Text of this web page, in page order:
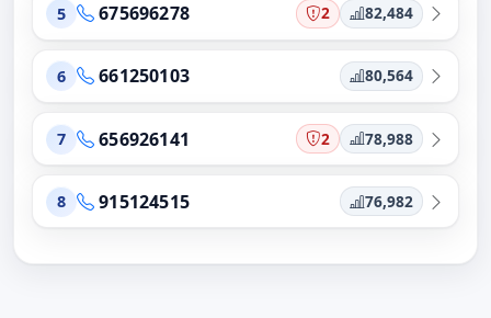
5 675696278 2 82,484
6 661250103 80,564
7 656926141 2 78,988
8 915124515 76,982